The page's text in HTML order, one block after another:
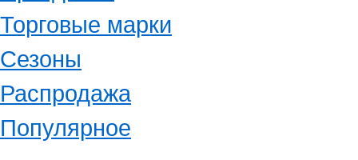
Торговые марки
Сезоны
Распродажа
Популярное